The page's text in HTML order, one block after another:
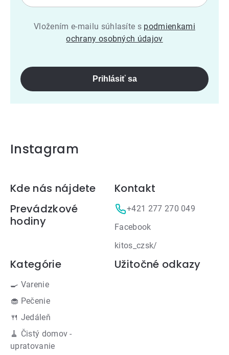
Vložením e-mailu súhlasíte s podmienkami
ochrany osobných údajov
Prihlásiť sa
Instagram
Zápätie
Kde nás nájdete
Prevádzkové
hodiny
Kontakt
+421 277 270 049
Facebook
kitos_czsk/
Kategórie
🍳 Varenie
🧁 Pečenie
🍴 Jedáleň
🧹 Čistý domov -
upratovanie
Užitočné odkazy